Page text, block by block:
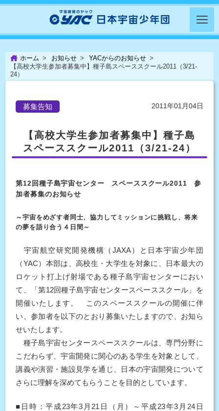
ホーム お知らせ
YACからのお知らせ
【高校大学生参加者募集中】種子島スペーススクール2011（3/21-
24）
募集告知 2011年01月04日
【高校大学生参加者募集中】種子島
スペーススクール2011（3/21-24）
第12回種子島宇宙センター スペーススクール2011 参
加者募集のお知らせ
～宇宙をめざす者同士、協力してミッションに挑戦し、将来
の夢を語り合う４日間～
宇宙航空研究開発機構（JAXA）と日本宇宙少年団
（YAC）本部は、高校生・大学生を対象に、日本最大の
ロケット打上げ射場である種子島宇宙センターにおい
て、「第12回種子島宇宙センタースペーススクール」を
開催いたします。 このスペーススクールの開催に伴
い、参加者を以下のとおり募集いたしますので、お知ら
せいたします。
種子島宇宙センタースペーススクールは、専門分野に
こだわらず、宇宙開発に関心のある学生を対象として、
講義や演習・施設見学を通じ、日本の宇宙開発について
さらに理解を深めてもらうことを目的としています。
■日時：平成23年3月21日（月）～平成23年3月24日